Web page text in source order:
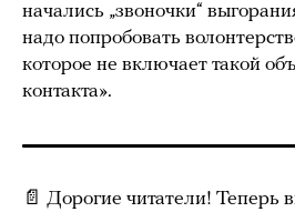
начались „звоночки“
надо попробовать
которое не включает такой
контакта».
📄 Дорогие читатели! Теперь